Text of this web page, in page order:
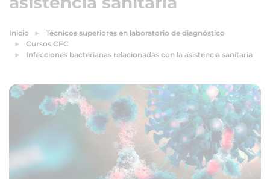
Inicio
Técnicos superiores en laboratorio de diagnóstico
Cursos CFC
Infecciones bacterianas relacionadas con la asistencia sanitaria